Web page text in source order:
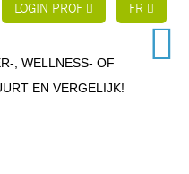
LOGIN PROF FR
, WELLNESS- OF
EN VERGELIJK!